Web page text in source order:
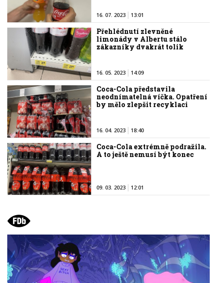
16. 07. 2023 13:01
Přehlédnutí zlevněné
limonády v Albertu stálo
zákazníky dvakrát tolik
16. 05. 2023 14:09
Coca-Cola představila
neodnímatelná víčka. Opatření
by mělo zlepšit recyklaci
16. 04. 2023 18:40
Coca-Cola extrémně podražila.
A to ještě nemusí být konec
09. 03. 2023 12:01